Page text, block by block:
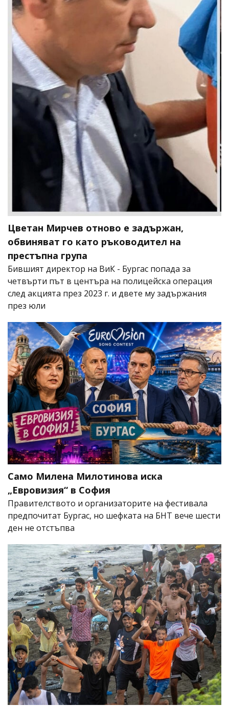
Цветан Мирчев отново е задържан,
обвиняват го като ръководител на
престъпна група
Бившият директор на ВиК - Бургас попада за
четвърти път в центъра на полицейска операция
след акцията през 2023 г. и двете му задържания
през юли
Само Милена Милотинова иска
„Евровизия“ в София
Правителството и организаторите на фестивала
предпочитат Бургас, но шефката на БНТ вече шести
ден не отстъпва